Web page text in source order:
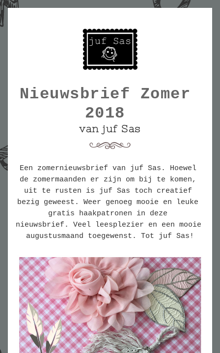
Nieuwsbrief Zomer
2018
van juf Sas
Een zomernieuwsbrief van juf Sas. Hoewel
de zomermaanden er zijn om bij te komen,
uit te rusten is juf Sas toch creatief
bezig geweest. Weer genoeg mooie en leuke
gratis haakpatronen in deze
nieuwsbrief. Veel leesplezier en een mooie
augustusmaand toegewenst. Tot juf Sas!